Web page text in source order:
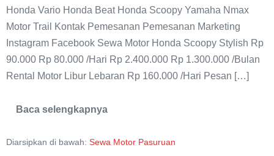
Honda Vario Honda Beat Honda Scoopy Yamaha Nmax
Motor Trail Kontak Pemesanan Pemesanan Marketing
Instagram Facebook Sewa Motor Honda Scoopy Stylish Rp
90.000 Rp 80.000 /Hari Rp 2.400.000 Rp 1.300.000 /Bulan
Rental Motor Libur Lebaran Rp 160.000 /Hari Pesan […]
Baca selengkapnya
Sewa
Scoopy
Diarsipkan di bawah: Sewa Motor Pasuruan